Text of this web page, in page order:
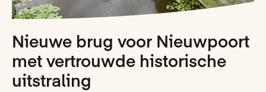
Nieuwe brug voor Nieuwpoort
met vertrouwde historische
uitstraling